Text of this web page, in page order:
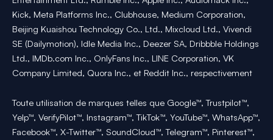
Kick, Meta Platforms Inc., Clubhouse, Medium Corporation,
Beijing Kuaishou Technology Co., Ltd., Mixcloud Ltd., Vivendi
SE (Dailymotion), Idle Media Inc., Deezer SA, Dribbble Holdings
Ltd., IMDb.com Inc., OnlyFans Inc., LINE Corporation, VK
Company Limited, Quora Inc., et Reddit Inc., respectivement
Toute utilisation de marques telles que Google™, Trustpilot™,
Yelp™, VerifyPilot™, Instagram™, TikTok™, YouTube™, WhatsApp™,
Facebook™, X-Twitter™, SoundCloud™, Telegram™, Pinterest™,